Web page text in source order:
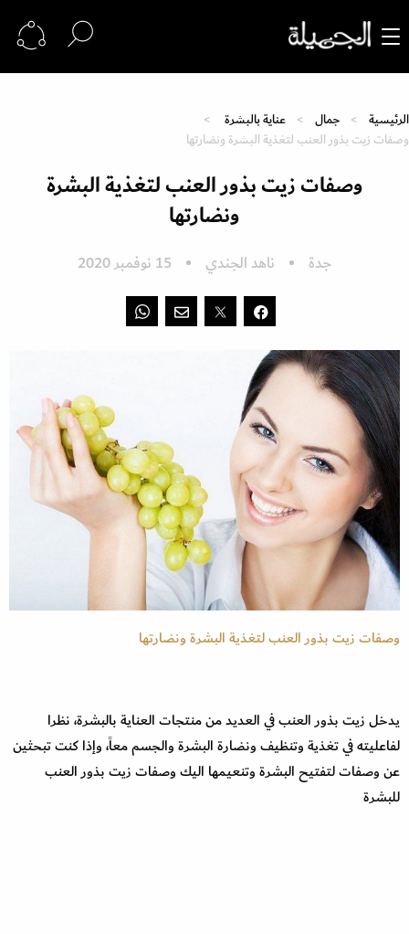
الرئيسية جمال
عناية بالبشرة
وصفات زيت بذور العنب لتغذية البشرة ونضارتها
وصفات زيت بذور العنب لتغذية البشرة
ونضارتها
جدة ناهد الجندي 15 نوفمبر 2020
وصفات زيت بذور العنب لتغذية البشرة ونضارتها
يدخل زيت بذور العنب في العديد من منتجات العناية بالبشرة، نظرا
لفاعليته في تغذية وتنظيف ونضارة البشرة والجسم معاً، وإذا كنت تبحثين
عن وصفات لتفتيح البشرة وتنعيمها اليك وصفات زيت بذور العنب
للبشرة